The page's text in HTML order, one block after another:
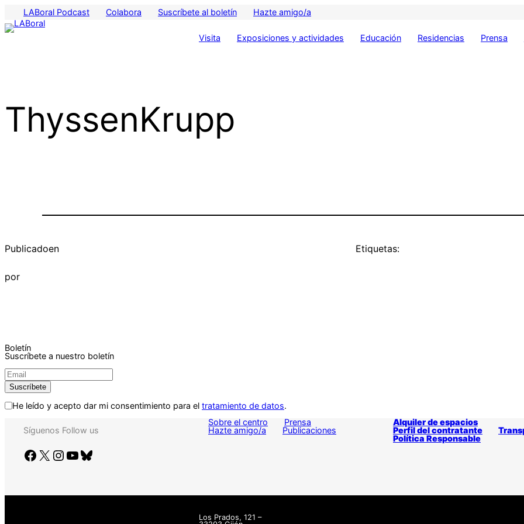
Saltar
contenido
LABoral Podcast Colabora Suscríbete al boletín Hazte amigo/a
Visita Exposiciones y actividades Educación Residencias Prensa
ThyssenKrupp
Publicadoen
por
Etiquetas:
Boletín
Suscríbete a nuestro boletín
He leído y acepto dar mi consentimiento para el tratamiento de datos.
Síguenos Follow us
Facebook X Instagram YouTube Bluesky
Sobre el centro
Prensa
Hazte amigo/a
Publicaciones
Alquiler de espacios
Perfil del contratante
Política Responsable
Los Prados, 121 –